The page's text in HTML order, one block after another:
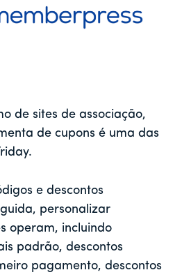
de sites de associação,
de cupons é uma das
e descontos
personalizar
operam, incluindo
padrão, descontos
pagamento, descontos